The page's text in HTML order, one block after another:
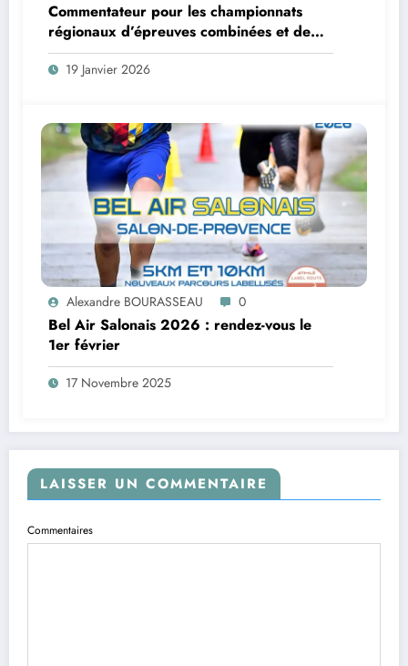
Commentateur pour les championnats
régionaux d’épreuves combinées et de
marche 2026
19 Janvier 2026
Alexandre BOURASSEAU 0
Bel Air Salonais 2026 : rendez-vous le
1er février
17 Novembre 2025
LAISSER UN COMMENTAIRE
Commentaires